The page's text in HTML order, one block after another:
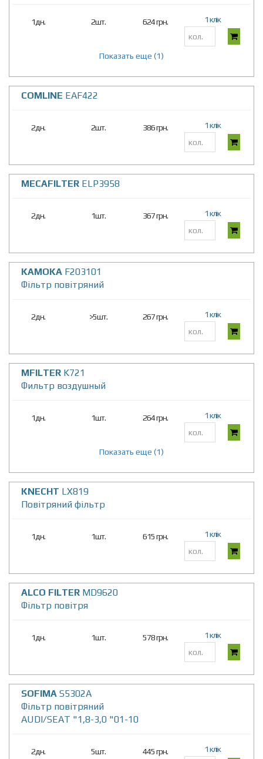
1дн. 2шт. 624 грн. 1 клік
Показать еще (1)
COMLINE EAF422
2дн. 2шт. 386 грн. 1 клік
MECAFILTER ELP3958
2дн. 1шт. 367 грн. 1 клік
KAMOKA F203101
Фiльтр повiтряний
2дн. >5шт. 267 грн. 1 клік
MFILTER K721
Фильтр воздушный
1дн. 1шт. 264 грн. 1 клік
Показать еще (1)
KNECHT LX819
Повітряний фільтр
1дн. 1шт. 615 грн. 1 клік
ALCO FILTER MD9620
Фільтр повітря
1дн. 1шт. 578 грн. 1 клік
SOFIMA S5302A
Фільтр повітряний
AUDI/SEAT "1,8-3,0 "01-10
2дн. 5шт. 445 грн. 1 клік